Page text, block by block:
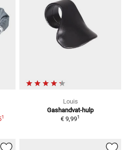
1
Louis
Gashandvat-hulp
€ 9,991